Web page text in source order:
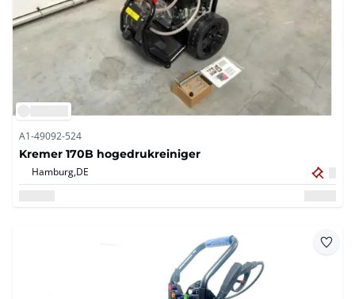
A1-49092-524
Kremer 170B hogedrukreiniger
Hamburg,DE